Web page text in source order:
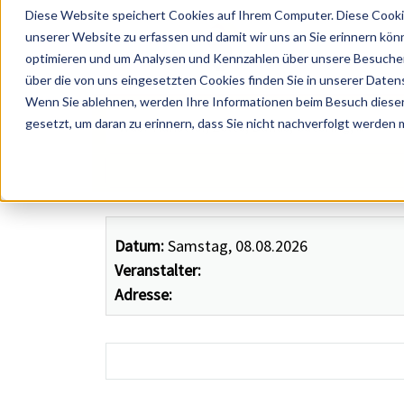
Diese Website speichert Cookies auf Ihrem Computer. Diese
unserer Website zu erfassen und damit wir uns an Sie erinnern
optimieren und um Analysen und Kennzahlen über unsere
über die von uns eingesetzten Cookies finden Sie in unserer
Wenn Sie ablehnen, werden Ihre Informationen beim Besuch
gesetzt, um daran zu erinnern, dass Sie nicht nachverfolgt werden
Datum:Samstag, 08.08.2026
Veranstalter:
Adresse:
Künstler, Zelte, Bands, Catering, ...